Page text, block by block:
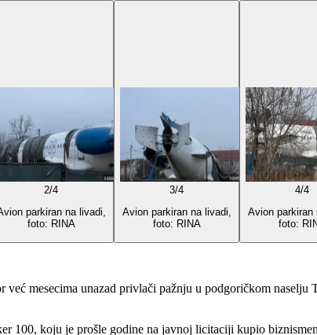
2/4
parkiran na livadi,
foto: RINA
3/4
Avion parkiran na livadi,
foto: RINA
4/4
Avion parkiran
foto:
već mesecima unazad privlači pažnju u podgoričkom
100, koju je prošle godine na javnoj licitaciji kupio